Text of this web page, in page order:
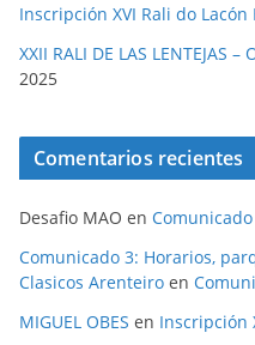
Inscripción XVI Rali do
XXII RALI DE LAS LENTEJAS –
2025
Comentarios recientes
Desafio MAO en
Comunicado 3: Horarios,
Clasicos Arenteiro en
MIGUEL OBES en Inscripción